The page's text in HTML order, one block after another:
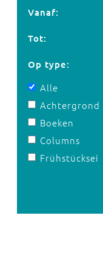
Vanaf:
Tot:
Op type:
Alle
Achtergrond
Boeken
Columns
Frühstücksei